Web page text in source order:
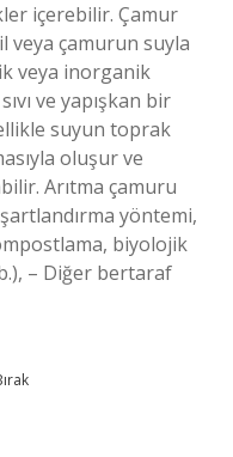
içerebilir. Çamur
veya çamurun suyla
veya inorganik
ve yapışkan bir
suyun toprak
oluşur ve
Arıtma çamuru
yöntemi,
biyolojik
– Diğer bertaraf